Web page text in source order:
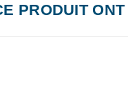
PRODUIT